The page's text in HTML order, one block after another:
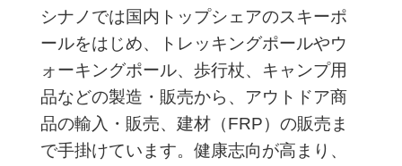
シナノでは国内トップシェアのスキーポ
ールをはじめ、トレッキングポールやウ
ォーキングポール、歩行杖、キャンプ用
品などの製造・販売から、アウトドア商
品の輸入・販売、建材（FRP）の販売ま
で手掛けています。健康志向が高まり、